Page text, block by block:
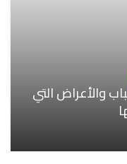
والأعراض التي